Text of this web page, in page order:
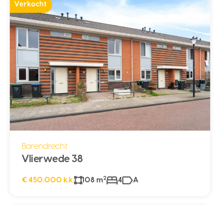
Verkocht
Barendrecht
Vlierwede 38
€ 450.000 k.k. 108 m2 4 A